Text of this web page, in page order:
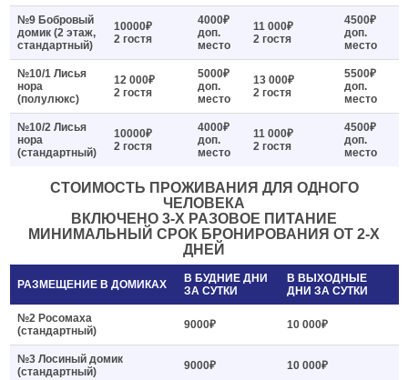
№9 Бобровый
домик (2 этаж,
стандартный)
10000₽
2 гостя
4000₽
доп.
место
11 000₽
2 гостя
4500₽
доп.
место
№10/1 Лисья
нора
(полулюкс)
12 000₽
2 гостя
5000₽
доп.
место
13 000₽
2 гостя
5500₽
доп.
место
№10/2 Лисья
нора
(стандартный)
10000₽
2 гостя
4000₽
доп.
место
11 000₽
2 гостя
4500₽
доп.
место
СТОИМОСТЬ ПРОЖИВАНИЯ ДЛЯ ОДНОГО
ЧЕЛОВЕКА
ВКЛЮЧЕНО 3-Х РАЗОВОЕ ПИТАНИЕ
МИНИМАЛЬНЫЙ СРОК БРОНИРОВАНИЯ ОТ 2-Х
ДНЕЙ
РАЗМЕЩЕНИЕ В ДОМИКАХ
В БУДНИЕ ДНИ
ЗА СУТКИ
В ВЫХОДНЫЕ
ДНИ ЗА СУТКИ
№2 Росомаха
(стандартный)
9000₽ 10 000₽
№3 Лосиный домик
(стандартный)
9000₽ 10 000₽